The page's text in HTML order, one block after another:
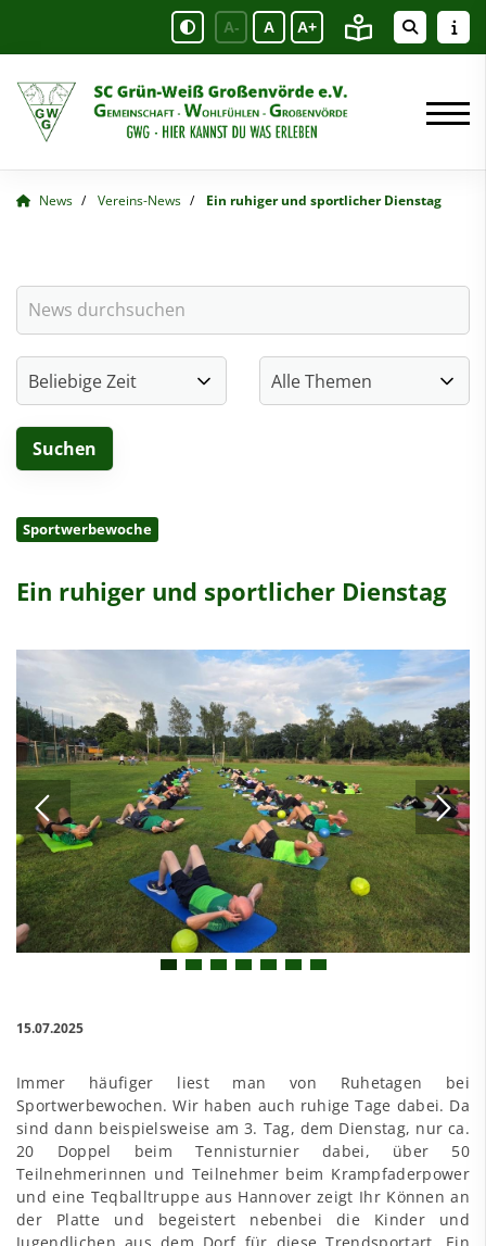
A- A A+
News Vereins-News Ein ruhiger und sportlicher Dienstag
Sportwerbewoche
Ein ruhiger und sportlicher Dienstag
15.07.2025
Immer häufiger liest man von Ruhetagen bei
Sportwerbewochen. Wir haben auch ruhige Tage dabei. Da
sind dann beispielsweise am 3. Tag, dem Dienstag, nur ca.
20 Doppel beim Tennisturnier dabei, über 50
Teilnehmerinnen und Teilnehmer beim Krampfaderpower
und eine Teqballtruppe aus Hannover zeigt Ihr Können an
der Platte und begeistert nebenbei die Kinder und